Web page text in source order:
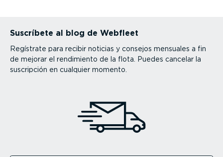
Suscríbete al blog de Webfleet
Regístrate para recibir noticias y consejos mensuales a fin
de mejorar el rendimiento de la flota. Puedes cancelar la
suscripción en cualquier momento.